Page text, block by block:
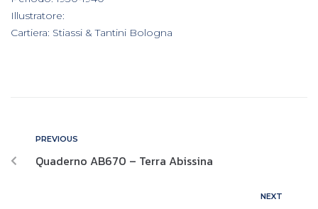
Illustratore:
Cartiera: Stiassi & Tantini Bologna
PREVIOUS
Quaderno AB670 – Terra Abissina
NEXT